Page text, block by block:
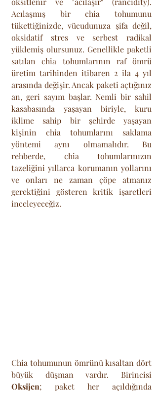
Acılaşmış bir chia tohumunu
tükettiğinizde, vücudunuza şifa değil,
oksidatif stres ve serbest radikal
yüklemiş olursunuz. Genellikle paketli
satılan chia tohumlarının raf ömrü
üretim tarihinden itibaren 2 ila 4 yıl
arasında değişir. Ancak paketi açtığınız
an, geri sayım başlar. Nemli bir sahil
kasabasında yaşayan biriyle, kuru
iklime sahip bir şehirde yaşayan
kişinin chia tohumlarını saklama
yöntemi aynı olmamalıdır. Bu
rehberde, chia tohumlarınızın
tazeliğini yıllarca korumanın yollarını
ve onları ne zaman çöpe atmanız
gerektiğini gösteren kritik işaretleri
inceleyeceğiz.
Chia tohumunun ömrünü kısaltan dört
Oksijen; paket her açıldığında